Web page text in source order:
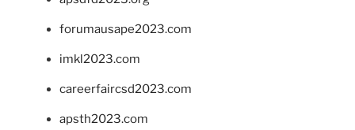
forumausape2023.com
imkl2023.com
careerfaircsd2023.com
apsth2023.com